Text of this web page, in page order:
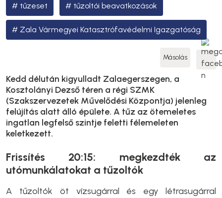
tűzeset tűzoltói beavatkozások
Zala Vármegyei Katasztrófavédelmi Igazgatóság
Másolás
Kedd délután kigyulladt Zalaegerszegen, a
Kosztolányi Dezső téren a régi SZMK
(Szakszervezetek Művelődési Központja) jelenleg
felújítás alatt álló épülete. A tűz az ötemeletes
ingatlan legfelső szintje feletti félemeleten
keletkezett.
Frissítés 20:15: megkezdték az
utómunkálatokat a tűzoltók
A tűzoltók öt vízsugárral és egy létrasugárral